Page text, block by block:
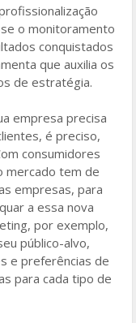
o monitoramento
conquistados
que auxilia os
de estratégia.
empresa precisa
é preciso,
consumidores
mercado tem de
empresas, para
a essa nova
por exemplo,
público-alvo,
e preferências de
para cada tipo de